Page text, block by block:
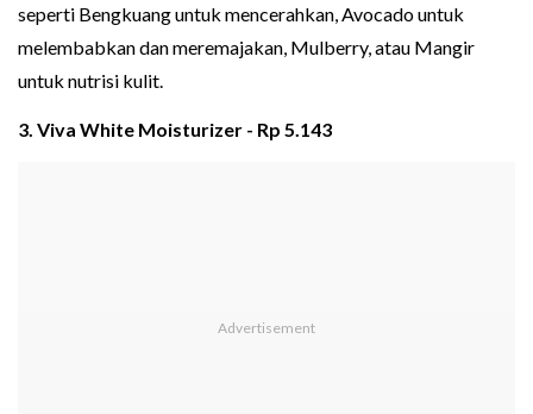
seperti Bengkuang untuk mencerahkan, Avocado untuk
melembabkan dan meremajakan, Mulberry, atau Mangir
untuk nutrisi kulit.
3. Viva White Moisturizer - Rp 5.143